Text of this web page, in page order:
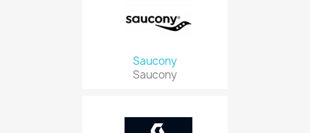
Saucony
Saucony